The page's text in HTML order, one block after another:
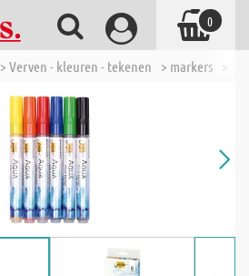
> Verven - kleuren - tekenen > markers >
0